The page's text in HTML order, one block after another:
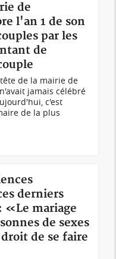
de
l'an 1 de son
par les
de
de la mairie de
jamais célébré
c'est
de la plus
derniers
«Le mariage
de sexes
de se faire